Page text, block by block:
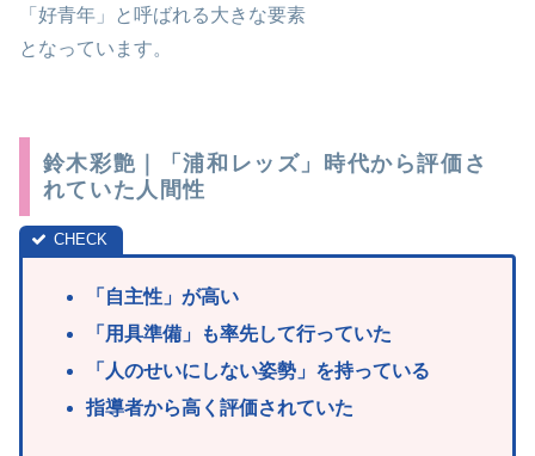
「好青年」と呼ばれる大きな要素
となっています。
鈴木彩艶｜「浦和レッズ」時代から評価さ
れていた人間性
「自主性 」が高い
「用具準備 」も率先して行っていた
「人のせいに しない姿勢」を持っている
指導者から高く評価されていた